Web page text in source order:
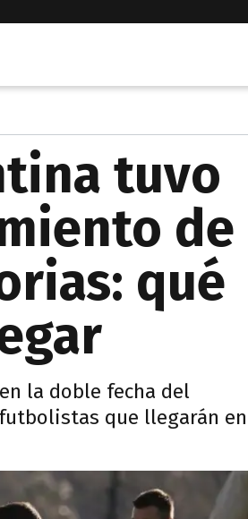
tuvo
de
qué
la doble fecha del
que llegarán en